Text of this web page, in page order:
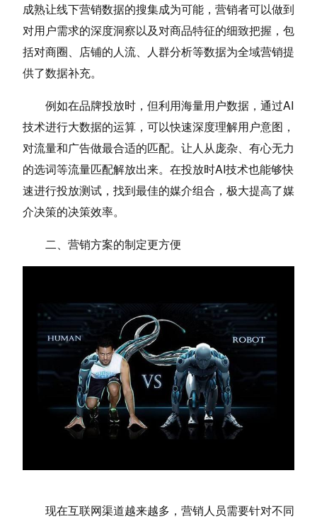
成熟让线下营销数据的搜集成为可能，营销者可以做到
对用户需求的深度洞察以及对商品特征的细致把握，包
括对商圈、店铺的人流、人群分析等数据为全域营销提
供了数据补充。
例如在品牌投放时，但利用海量用户数据，通过AI
技术进行大数据的运算，可以快速深度理解用户意图，
对流量和广告做最合适的匹配。让人从庞杂、有心无力
的选词等流量匹配解放出来。在投放时AI技术也能够快
速进行投放测试，找到最佳的媒介组合，极大提高了媒
介决策的决策效率。
二、营销方案的制定更方便
现在互联网渠道越来越多，营销人员需要针对不同